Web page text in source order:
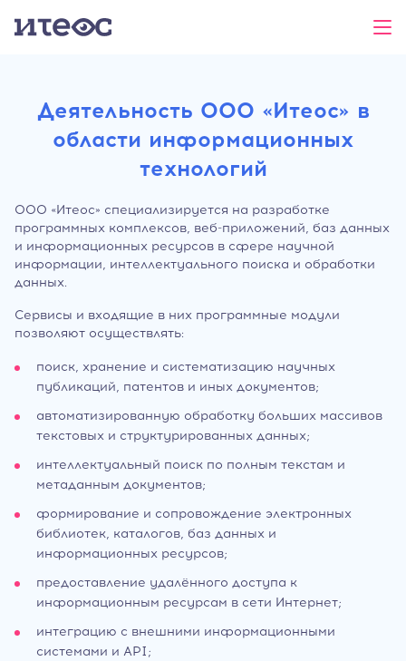
Деятельность ООО «Итеос» в
области информационных
технологий
ООО «Итеос» специализируется на разработке
программных комплексов, веб-приложений, баз данных
и информационных ресурсов в сфере научной
информации, интеллектуального поиска и обработки
данных.
Сервисы и входящие в них программные модули
позволяют осуществлять:
поиск, хранение и систематизацию научных
публикаций, патентов и иных документов;
автоматизированную обработку больших массивов
текстовых и структурированных данных;
интеллектуальный поиск по полным текстам и
метаданным документов;
формирование и сопровождение электронных
библиотек, каталогов, баз данных и
информационных ресурсов;
предоставление удалённого доступа к
информационным ресурсам в сети Интернет;
интеграцию с внешними информационными
системами и API;